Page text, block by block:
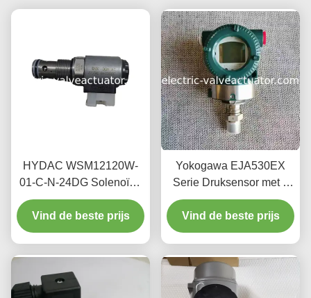
HYDAC WSM12120W-
01-C-N-24DG Solenoïde
richtingsklep met 350 bar
werkdruk 24 V
gelijkstroomtoevoer en 20
Vind de beste prijs
Yokogawa EJA530EX
Serie Druksensor met 4
MPa Maximale Werkdruk,
4~20mA Uitgangssignaal
en 10,5~30 VDC Voeding
Vind de beste prijs